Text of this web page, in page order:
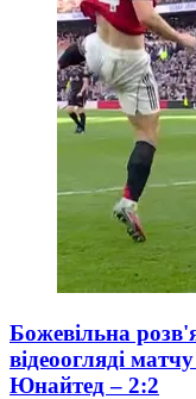
Божевільна
відеоогляді
Юнайтед – 2:2